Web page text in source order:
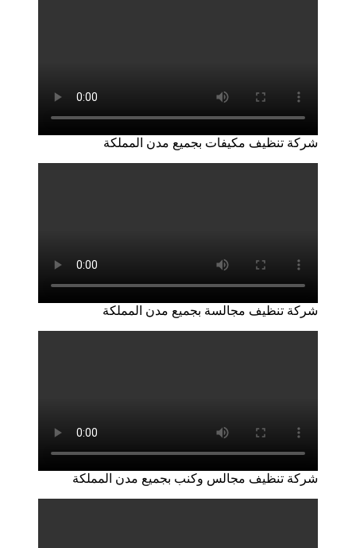
شركة تنظيف مكيفات بجميع مدن المملكة
شركة تنظيف مجالسة بجميع مدن المملكة
شركة تنظيف مجالس وكنب بجميع مدن المملكة